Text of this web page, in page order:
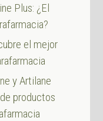
Plus: ¿El
el mejor
y Artilane
productos